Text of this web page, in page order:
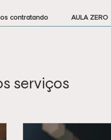
contratando AULA ZERO
serviços